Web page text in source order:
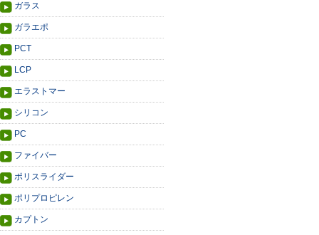
ガラス
ガラエポ
PCT
LCP
エラストマー
シリコン
PC
ファイバー
ポリスライダー
ポリプロピレン
カプトン